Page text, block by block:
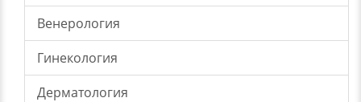
Венерология
Гинекология
Дерматология